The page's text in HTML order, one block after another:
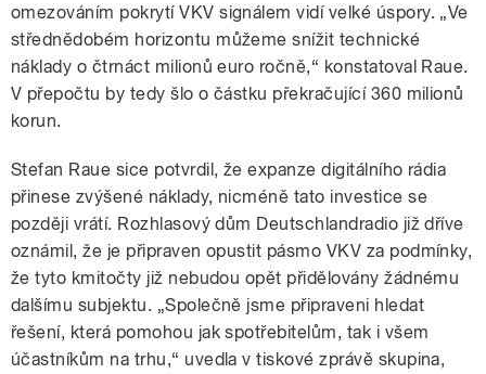
omezováním pokrytí VKV signálem vidí velké úspory. „Ve
střednědobém horizontu můžeme snížit technické
náklady o čtrnáct milionů euro ročně,“ konstatoval Raue.
V přepočtu by tedy šlo o částku překračující 360 milionů
korun.
Stefan Raue sice potvrdil, že expanze digitálního rádia
přinese zvýšené náklady, nicméně tato investice se
později vrátí. Rozhlasový dům Deutschlandradio již dříve
oznámil, že je připraven opustit pásmo VKV za podmínky,
že tyto kmitočty již nebudou opět přidělovány žádnému
dalšímu subjektu. „Společně jsme připraveni hledat
řešení, která pomohou jak spotřebitelům, tak i všem
účastníkům na trhu,“ uvedla v tiskové zprávě skupina,